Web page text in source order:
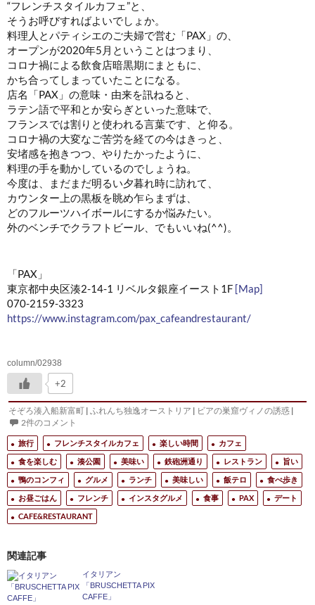
“フレンチスタイルカフェ”と、
そうお呼びすればよいでしょか。
料理人とパティシエのご夫婦で営む「PAX」の、
オープンが2020年5月ということはつまり、
コロナ禍による飲食店暗黒期にまともに、
かち合ってしまっていたことになる。
店名「PAX」の意味・由来を訊ねると、
ラテン語で平和とか安らぎといった意味で、
フランスでは割りと使われる言葉です、と仰る。
コロナ禍の大変なご苦労を経ての今はきっと、
安堵感を抱きつつ、やりたかったように、
料理の手を動かしているのでしょうね。
今度は、まだまだ明るい夕暮れ時に訪れて、
カウンター上の黒板を眺め乍らまずは、
どのフルーツハイボールにするか悩みたい。
外のベンチでクラフトビール、でもいいね(^^)。
「PAX」
東京都中央区湊2-14-1 リベルタ銀座イースト1F [Map]
070-2159-3323
https://www.instagram.com/pax_cafeandrestaurant/
column/02938
+2
そぞろ湊入船新富町 | ふれんち独逸オーストリア | ビアの巣窟ヴィノの誘惑 |
2件のコメント
旅行 フレンチスタイルカフェ 楽しい時間
カフェ
食を楽しむ
湊公園 美味い 鉄砲洲通り レストラン
旨い
鴨のコンフィ
グルメ ランチ 美味しい 飯テロ
食べ歩き
お昼ごはん
フレンチ インスタグルメ 食事 PAX
デート
CAFE&RESTAURANT
関連記事
イタリアン
「BRUSCHETTA PIX
CAFFE」